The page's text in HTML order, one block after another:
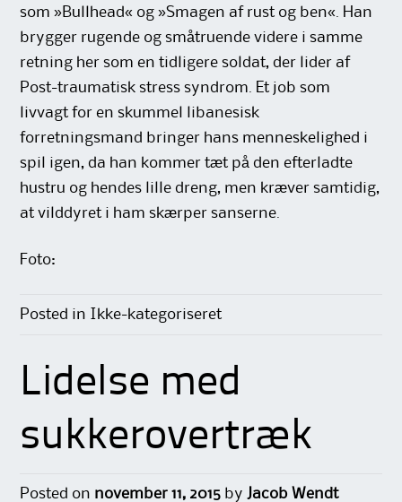
som »Bullhead« og »Smagen af rust og ben«. Han
brygger rugende og småtruende videre i samme
retning her som en tidligere soldat, der lider af
Post-traumatisk stress syndrom. Et job som
livvagt for en skummel libanesisk
forretningsmand bringer hans menneskelighed i
spil igen, da han kommer tæt på den efterladte
hustru og hendes lille dreng, men kræver samtidig,
at vilddyret i ham skærper sanserne.
Foto:
Posted in Ikke-kategoriseret
Lidelse med
sukkerovertræk
Posted on november 11, 2015 by Jacob Wendt